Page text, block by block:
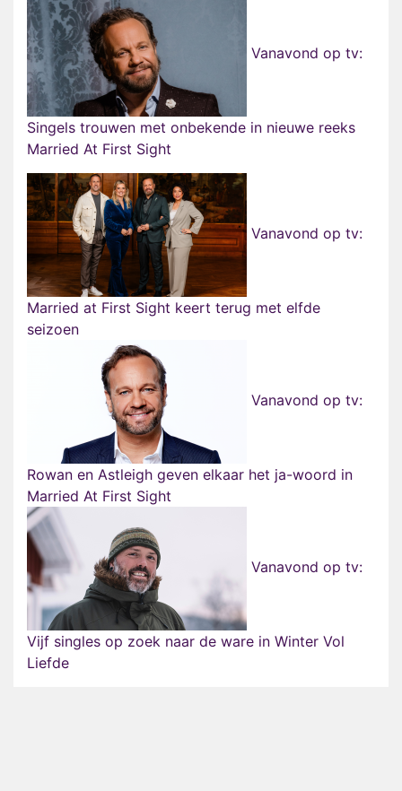
Vanavond op tv:
Singels trouwen met onbekende in nieuwe reeks
Married At First Sight
Vanavond op tv:
Married at First Sight keert terug met elfde
seizoen
Vanavond op tv:
Rowan en Astleigh geven elkaar het ja-woord in
Married At First Sight
Vanavond op tv:
Vijf singles op zoek naar de ware in Winter Vol
Liefde